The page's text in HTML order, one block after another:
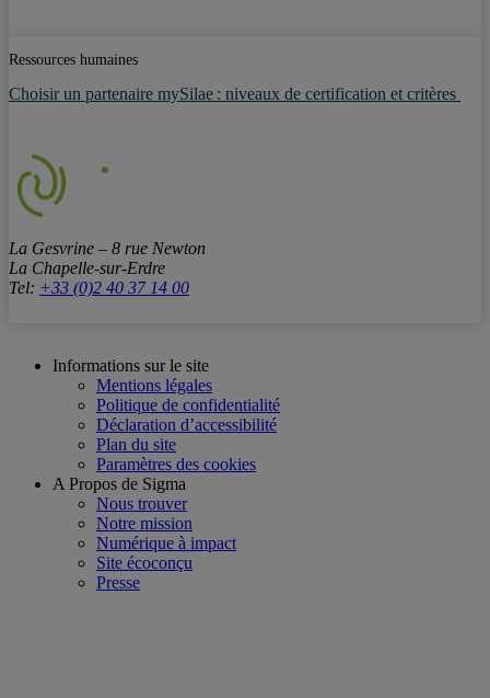
Ressources humaines
Choisir un partenaire mySilae : niveaux de certification et critères
La Gesvrine – 8 rue Newton
La Chapelle-sur-Erdre
Tel: +33 (0)2 40 37 14 00
Informations sur le site
Mentions légales
Politique de confidentialité
Déclaration d’accessibilité
Plan du site
Paramètres des cookies
A Propos de Sigma
Nous trouver
Notre mission
Numérique à impact
Site écoconçu
Presse